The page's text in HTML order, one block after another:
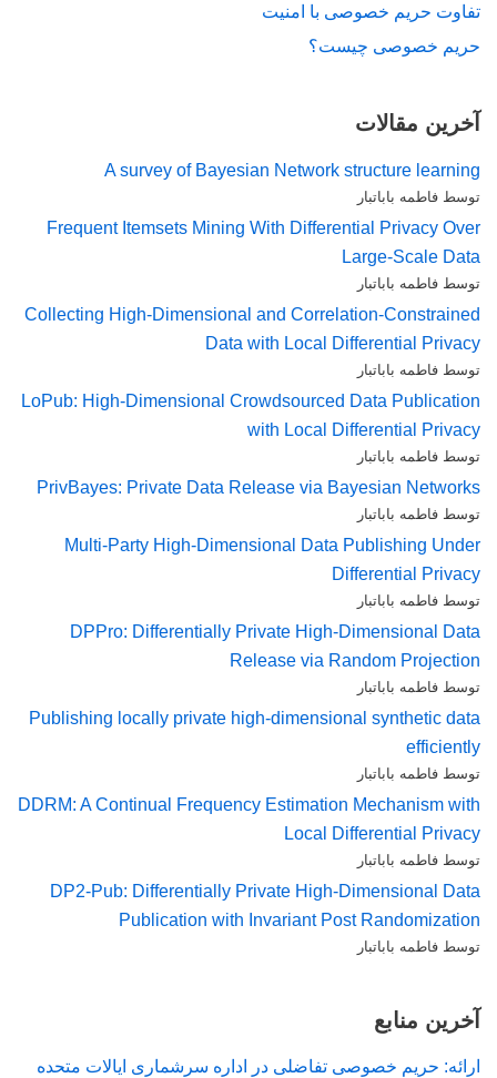
تفاوت حریم خصوصی با امنیت
حریم خصوصی چیست؟
آخرین مقالات
A survey of Bayesian Network structure learning
توسط فاطمه باباتبار
Frequent Itemsets Mining With Differential Privacy Over
Large-Scale Data
توسط فاطمه باباتبار
Collecting High-Dimensional and Correlation-Constrained
Data with Local Differential Privacy
توسط فاطمه باباتبار
LoPub: High-Dimensional Crowdsourced Data Publication
with Local Differential Privacy
توسط فاطمه باباتبار
PrivBayes: Private Data Release via Bayesian Networks
توسط فاطمه باباتبار
Multi-Party High-Dimensional Data Publishing Under
Differential Privacy
توسط فاطمه باباتبار
DPPro: Differentially Private High-Dimensional Data
Release via Random Projection
توسط فاطمه باباتبار
Publishing locally private high-dimensional synthetic data
efficiently
توسط فاطمه باباتبار
DDRM: A Continual Frequency Estimation Mechanism with
Local Differential Privacy
توسط فاطمه باباتبار
DP2-Pub: Differentially Private High-Dimensional Data
Publication with Invariant Post Randomization
توسط فاطمه باباتبار
آخرین منابع
ارائه: حریم خصوصی تفاضلی در اداره سرشماری ایالات متحده